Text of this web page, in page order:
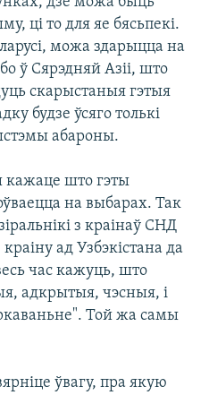
ці то для яе бясьпекі.
можа здарыцца на
ў Сярэдняй Азіі, што
скарыстаныя гэтыя
будзе ўсяго толькі
абароны.
кажаце што гэты
на выбарах. Так
з краінаў СНД
ад Узбэкістана да
час кажуць, што
адкрытыя, чэсныя, і
Той жа самы
ўвагу, пра якую